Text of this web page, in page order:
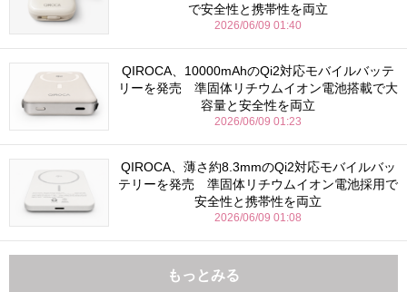
で安全性と携帯性を両立
2026/06/09 01:40
QIROCA、10000mAhのQi2対応モバイルバッテ
リーを発売 準固体リチウムイオン電池搭載で大
容量と安全性を両立
2026/06/09 01:23
QIROCA、薄さ約8.3mmのQi2対応モバイルバッ
テリーを発売 準固体リチウムイオン電池採用で
安全性と携帯性を両立
2026/06/09 01:08
もっとみる